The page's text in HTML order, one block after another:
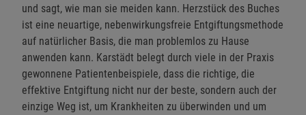
und sagt, wie man sie meiden kann. Herzstück des Buches
ist eine neuartige, nebenwirkungsfreie Entgiftungsmethode
auf natürlicher Basis, die man problemlos zu Hause
anwenden kann. Karstädt belegt durch viele in der Praxis
gewonnene Patientenbeispiele, dass die richtige, die
effektive Entgiftung nicht nur der beste, sondern auch der
einzige Weg ist, um Krankheiten zu überwinden und um